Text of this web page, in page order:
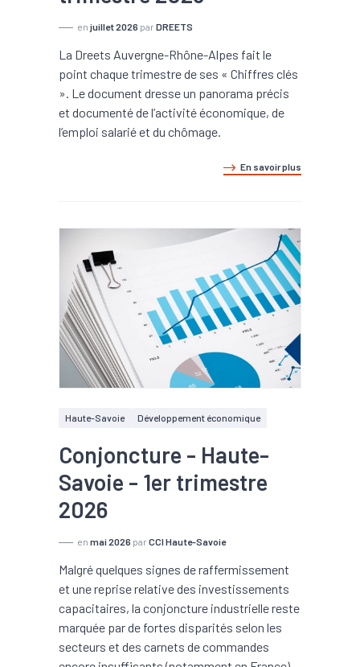
en juillet 2026 par DREETS
La Dreets Auvergne-Rhône-Alpes fait le
point chaque trimestre de ses « Chiffres clés
». Le document dresse un panorama précis
et documenté de l’activité économique, de
l’emploi salarié et du chômage.
En savoir plus
Haute-Savoie Développement économique
Conjoncture - Haute-
Savoie - 1er trimestre
2026
en mai 2026 par CCI Haute-Savoie
Malgré quelques signes de raffermissement
et une reprise relative des investissements
capacitaires, la conjoncture industrielle reste
marquée par de fortes disparités selon les
secteurs et des carnets de commandes